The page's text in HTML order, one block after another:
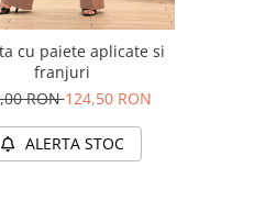
cu paiete aplicate si
franjuri
RON124,50 RON
ALERTA STOC